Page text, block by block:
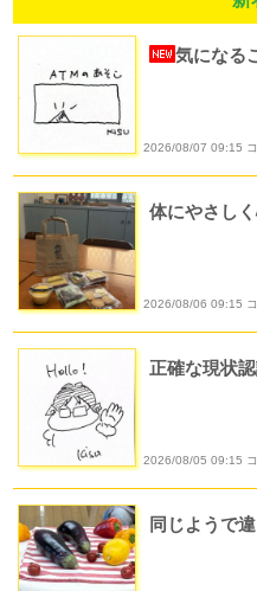
気になる
2026/08/07 09:15
体にやさし
2026/08/06 09:15
正確な現状
2026/08/05 09:15
同じようで違